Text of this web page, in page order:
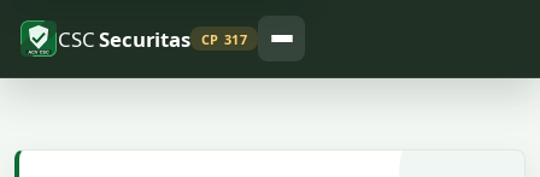
CSCSecuritas CP 317